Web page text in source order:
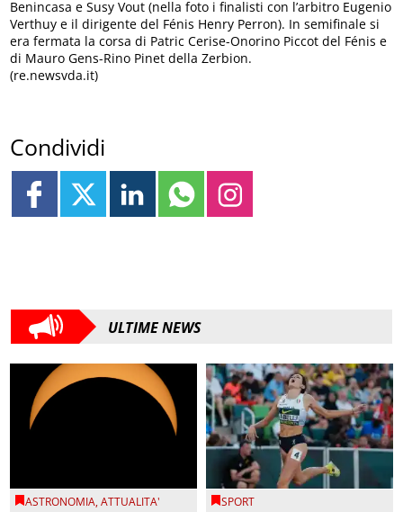
Benincasa e Susy Vout (nella foto i finalisti con l’arbitro Eugenio
Verthuy e il dirigente del Fénis Henry Perron). In semifinale si
era fermata la corsa di Patric Cerise-Onorino Piccot del Fénis e
di Mauro Gens-Rino Pinet della Zerbion.
(re.newsvda.it)
Condividi
ULTIME NEWS
ASTRONOMIA,ATTUALITA' SPORT